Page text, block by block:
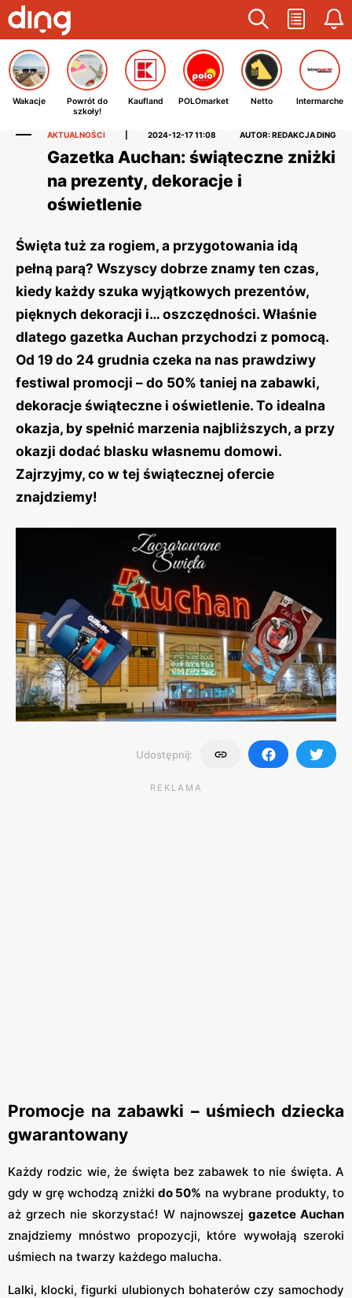
Wakacje
Powrót do
szkoły!
Kaufland POLOmarket Netto Intermarche
AKTUALNOŚCI 2024-12-17 11:08 AUTOR: REDAKCJA DING
Gazetka Auchan: świąteczne zniżki
na prezenty, dekoracje i
oświetlenie
Święta tuż za rogiem, a przygotowania idą
pełną parą? Wszyscy dobrze znamy ten czas,
kiedy każdy szuka wyjątkowych prezentów,
pięknych dekoracji i… oszczędności. Właśnie
dlatego gazetka Auchan przychodzi z pomocą.
Od 19 do 24 grudnia czeka na nas prawdziwy
festiwal promocji – do 50% taniej na zabawki,
dekoracje świąteczne i oświetlenie. To idealna
okazja, by spełnić marzenia najbliższych, a przy
okazji dodać blasku własnemu domowi.
Zajrzyjmy, co w tej świątecznej ofercie
znajdziemy!
Udostępnij:
REKLAMA
Promocje na zabawki – uśmiech dziecka
gwarantowany
Każdy rodzic wie, że święta bez zabawek to nie święta. A
gdy w grę wchodzą zniżki do 50% na wybrane produkty, to
aż grzech nie skorzystać! W najnowszej gazetce Auchan
znajdziemy mnóstwo propozycji, które wywołają szeroki
uśmiech na twarzy każdego malucha.
Lalki, klocki, figurki ulubionych bohaterów czy samochody